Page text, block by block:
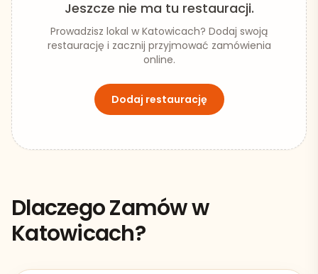
Jeszcze nie ma tu restauracji.
Prowadzisz lokal w Katowicach? Dodaj swoją
restaurację i zacznij przyjmować zamówienia
online.
Dodaj restaurację
Dlaczego Zamów w
Katowicach?